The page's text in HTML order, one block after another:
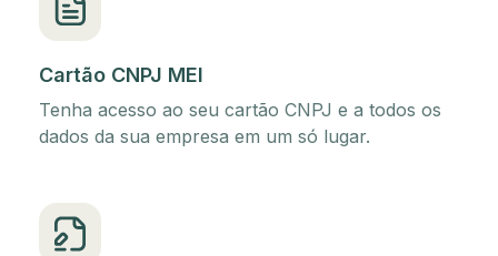
Cartão CNPJ MEI
Tenha acesso ao seu cartão CNPJ e a todos os
dados da sua empresa em um só lugar.